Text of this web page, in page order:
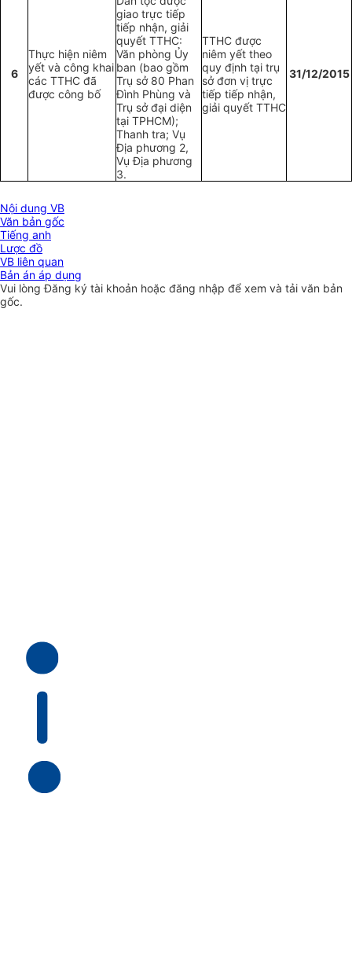
6
Thực hiện niêm
yết và công khai
các TTHC đã
được công bố
giao trực tiếp
tiếp nhận, giải
quyết TTHC:
Văn phòng Ủy
ban (bao gồm
Trụ sở 80 Phan
Đình Phùng và
Trụ sở đại diện
tại TPHCM);
Thanh tra; Vụ
Địa phương 2,
Vụ Địa phương
3.
TTHC được
niêm yết theo
quy định tại trụ
sở đơn vị trực
tiếp tiếp nhận,
giải quyết TTHC
31/12/2015
Nội dung VB
Văn bản gốc
Tiếng anh
Lược đồ
VB liên quan
Bản án áp dụng
Vui lòngĐăng ký tài khoản hoặc đăng nhập để xem và tải văn bản
gốc.